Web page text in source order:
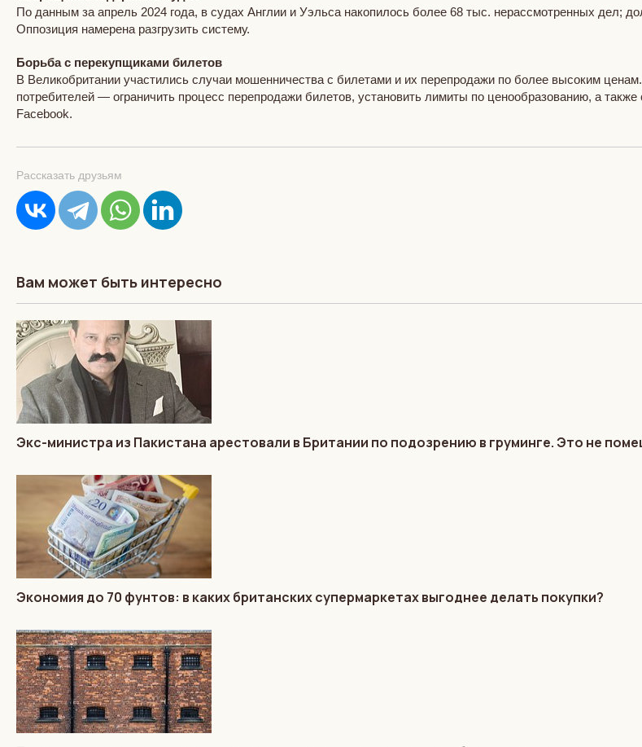
По данным за апрель 2024 года, в судах Англии и Уэльса накопилось более 68 тыс. нерассмотренных дел;
Оппозиция намерена разгрузить систему.
Борьба с перекупщиками билетов
В Великобритании участились случаи мошенничества с билетами и их перепродажи по более высоким
потребителей — ограничить процесс перепродажи билетов, установить лимиты по ценообразованию, а
Facebook.
Рассказать друзьям
Вам может быть интересно
Экс-министра из Пакистана арестовали в Британии по подозрению в груминге. Это не
Экономия до 70 фунтов: в каких британских супермаркетах выгоднее делать покупки?